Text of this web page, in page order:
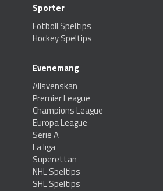
Sporter
Fotboll Speltips
Hockey Speltips
Evenemang
Allsvenskan
Premier League
Champions League
Europa League
Serie A
La liga
Superettan
NHL Speltips
SHL Speltips